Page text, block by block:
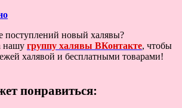
поступлений новый халявы?
нашу группу халявы ВКонтакте, чтобы
халявой и бесплатными товарами!
понравиться: